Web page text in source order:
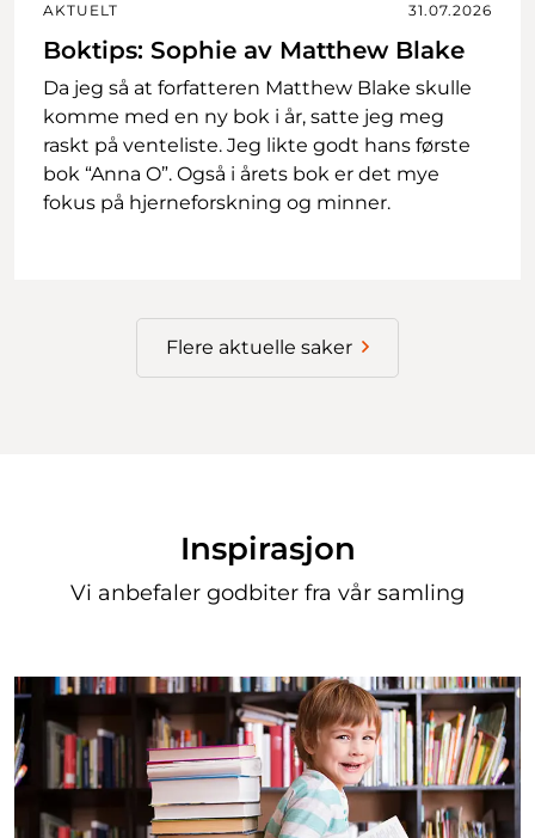
AKTUELT 31.07.2026
Boktips: Sophie av Matthew Blake
Da jeg så at forfatteren Matthew Blake skulle
komme med en ny bok i år, satte jeg meg
raskt på venteliste. Jeg likte godt hans første
bok “Anna O”. Også i årets bok er det mye
fokus på hjerneforskning og minner.
Flere aktuelle saker
Inspirasjon
Vi anbefaler godbiter fra vår samling